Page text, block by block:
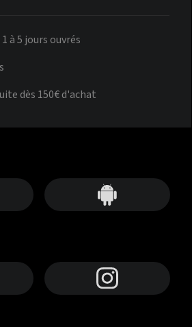
à 5 jours ouvrés
dès 150€ d'achat